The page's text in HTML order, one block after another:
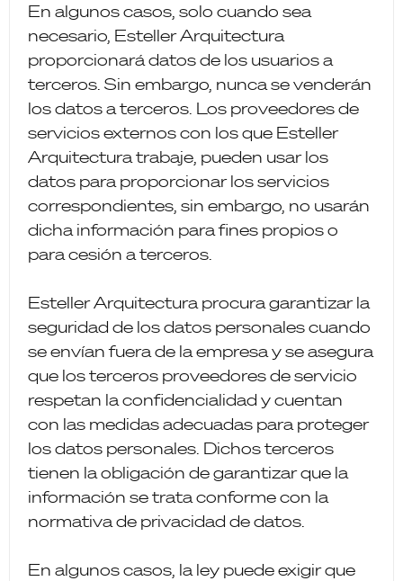
En algunos casos, solo cuando sea
necesario, Esteller Arquitectura
proporcionará datos de los usuarios a
terceros. Sin embargo, nunca se venderán
los datos a terceros. Los proveedores de
servicios externos con los que Esteller
Arquitectura trabaje, pueden usar los
datos para proporcionar los servicios
correspondientes, sin embargo, no usarán
dicha información para fines propios o
para cesión a terceros.
Esteller Arquitectura procura garantizar la
seguridad de los datos personales cuando
se envían fuera de la empresa y se asegura
que los terceros proveedores de servicio
respetan la confidencialidad y cuentan
con las medidas adecuadas para proteger
los datos personales. Dichos terceros
tienen la obligación de garantizar que la
información se trata conforme con la
normativa de privacidad de datos.
En algunos casos, la ley puede exigir que